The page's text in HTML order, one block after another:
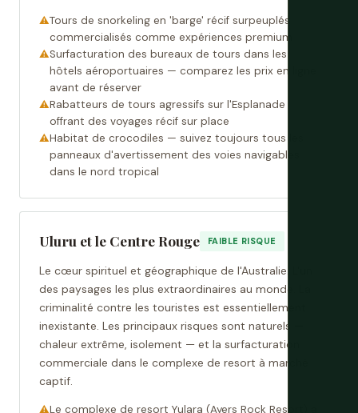
Tours de snorkeling en 'barge' récif surpeuplés
commercialisés comme expériences premium
Surfacturation des bureaux de tours dans les
hôtels aéroportuaires — comparez les prix en ligne
avant de réserver
Rabatteurs de tours agressifs sur l'Esplanade
offrant des voyages récif sur place
Habitat de crocodiles — suivez toujours tous les
panneaux d'avertissement des voies navigables
dans le nord tropical
Uluru et le Centre Rouge FAIBLE RISQUE
Le cœur spirituel et géographique de l'Australie. L'un
des paysages les plus extraordinaires au monde. La
criminalité contre les touristes est essentiellement
inexistante. Les principaux risques sont naturels —
chaleur extrême, isolement — et la surfacturation
commerciale dans le complexe de resort à marché
captif.
Le complexe de resort Yulara (Ayers Rock Resort) a